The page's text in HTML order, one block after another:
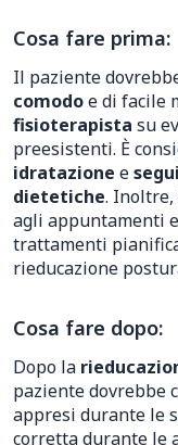
Cosa fare prima:
Il paziente
comodoe di facile
fisioterapista su
preesistenti. È
idratazione e
dietetiche.
agli appuntamenti e
trattamenti
rieducazione
Cosa fare dopo:
Dopo la
paziente dovrebbe
appresi durante le
corretta durante le